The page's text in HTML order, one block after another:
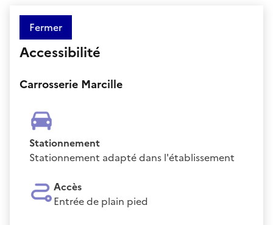
Fermer
Accessibilité
Carrosserie Marcille
Stationnement
Stationnement adapté dans l'établissement
Accès
Entrée de plain pied